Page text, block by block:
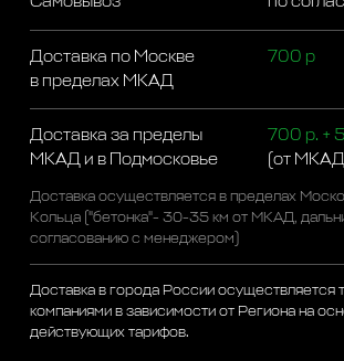
Доставка по Москве
в пределах МКАД
700 р
Доставка за пределы
МКАД и в Подмосковье
700 р. +
(от МКАД)
Доставка осуществляется в пределах
Кольца ("бетонка"- 30-35 км от МКАД,
согласованию с менеджером)
Доставка в города России осуществляется
компаниями в зависимости от Региона на
действующих тарифов.